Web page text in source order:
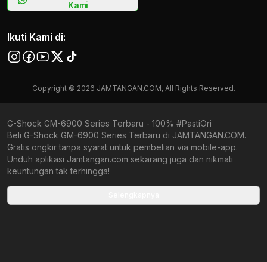
Kami
Ikuti Kami di:
Copyright © 2026 JAMTANGAN.COM, All Rights Reserved.
G-Shock GM-6900 Series Terbaru - 100% #PastiOri
Beli G-Shock GM-6900 Series Terbaru di JAMTANGAN.COM.
Gratis ongkir tanpa syarat untuk pembelian via mobile-app.
Unduh aplikasi Jamtangan.com sekarang juga dan nikmati
keuntungan tak terhingga!
G-Shock Origami Series